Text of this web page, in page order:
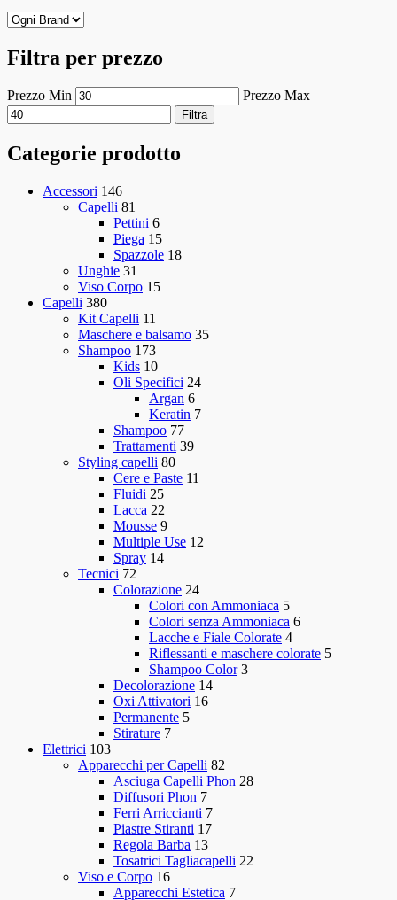
Filtra per prezzo
Prezzo Min Prezzo Max
Filtra
Categorie prodotto
Accessori 146
Capelli 81
Pettini 6
Piega 15
Spazzole 18
Unghie 31
Viso Corpo 15
Capelli 380
Kit Capelli 11
Maschere e balsamo 35
Shampoo 173
Kids 10
Oli Specifici 24
Argan 6
Keratin 7
Shampoo 77
Trattamenti 39
Styling capelli 80
Cere e Paste 11
Fluidi 25
Lacca 22
Mousse 9
Multiple Use 12
Spray 14
Tecnici 72
Colorazione 24
Colori con Ammoniaca 5
Colori senza Ammoniaca 6
Lacche e Fiale Colorate 4
Riflessanti e maschere colorate 5
Shampoo Color 3
Decolorazione 14
Oxi Attivatori 16
Permanente 5
Stirature 7
Elettrici 103
Apparecchi per Capelli 82
Asciuga Capelli Phon 28
Diffusori Phon 7
Ferri Arriccianti 7
Piastre Stiranti 17
Regola Barba 13
Tosatrici Tagliacapelli 22
Viso e Corpo 16
Apparecchi Estetica 7